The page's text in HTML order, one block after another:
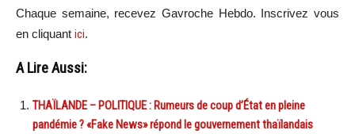
Chaque semaine, recevez Gavroche Hebdo. Inscrivez vous
en cliquant ici.
A Lire Aussi:
THAÏLANDE – POLITIQUE : Rumeurs de coup d’État en pleine
pandémie ? «Fake News» répond le gouvernement thaïlandais